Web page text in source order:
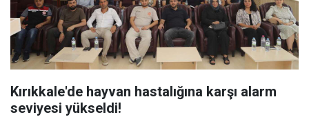
Kırıkkale'de hayvan hastalığına karşı alarm
seviyesi yükseldi!